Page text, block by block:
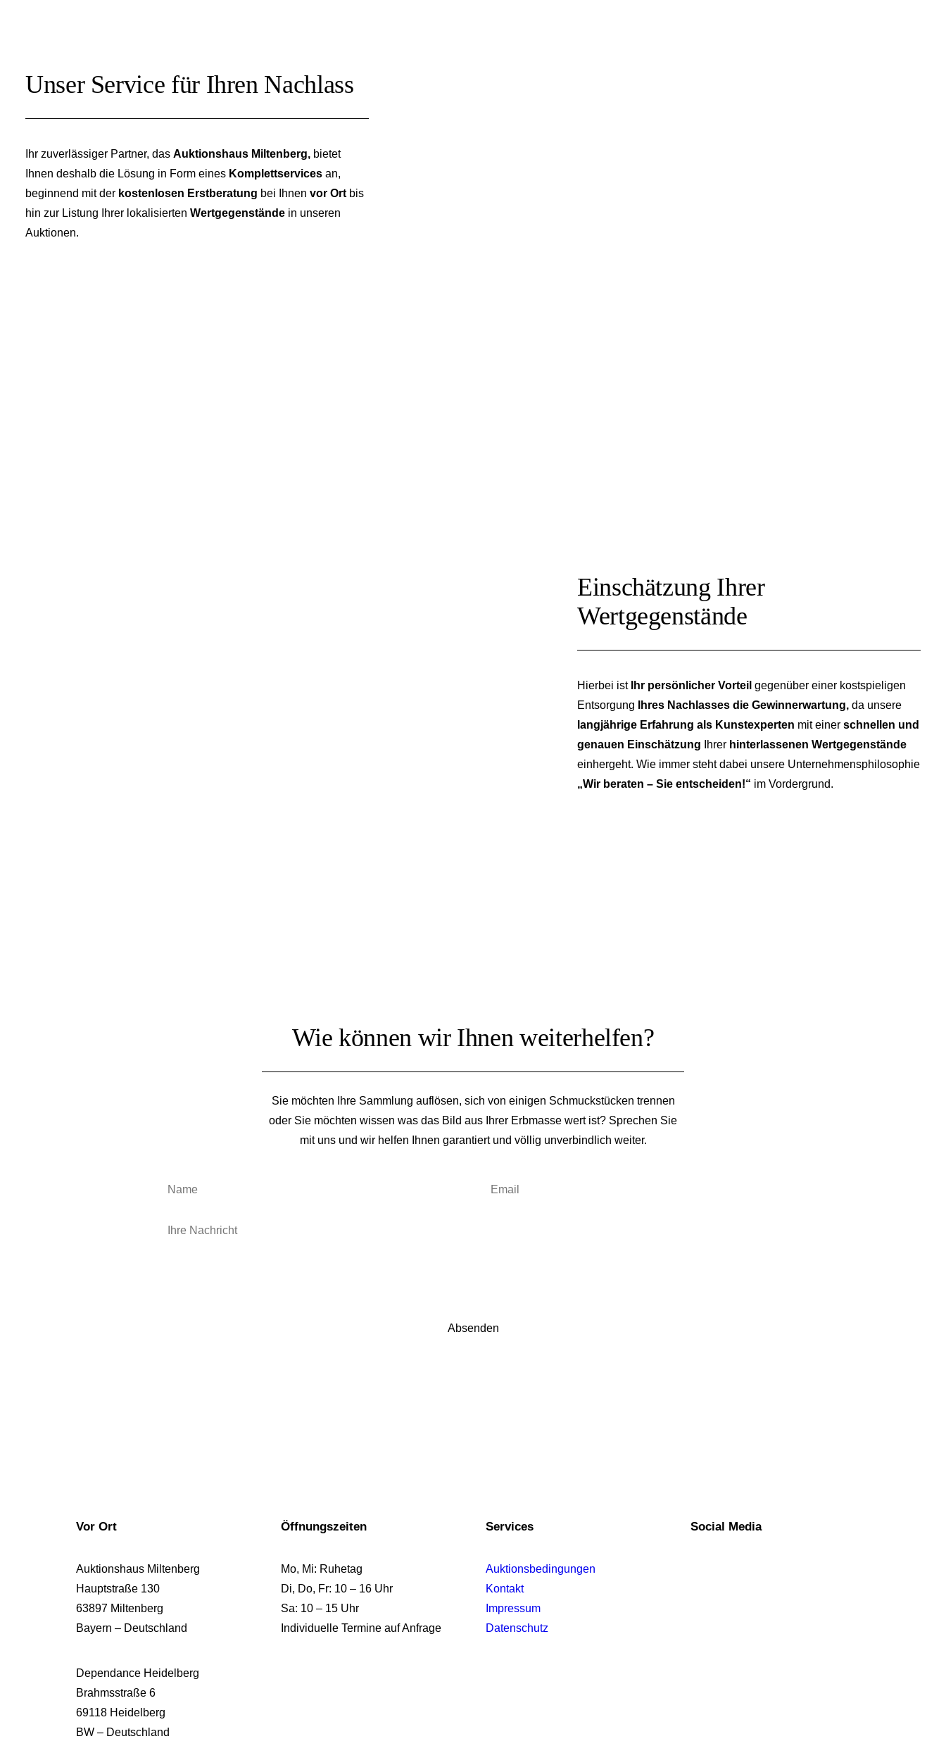
Unser Service für Ihren Nachlass
Ihr zuverlässiger Partner, das Auktionshaus Miltenberg, bietet
Ihnen deshalb die Lösung in Form eines Komplettservices an,
beginnend mit der kostenlosen Erstberatung bei Ihnen vor Ort bis
hin zur Listung Ihrer lokalisierten Wertgegenstände in unseren
Auktionen.
Einschätzung Ihrer
Wertgegenstände
Hierbei ist Ihr persönlicher Vorteil gegenüber einer kostspieligen
Entsorgung
Ihres Nachlasses die Gewinnerwartung, da unsere
langjährige Erfahrung als Kunstexperten mit einer schnellen und
genauen Einschätzung Ihrer hinterlassenen Wertgegenstände
einhergeht. Wie immer steht dabei unsere Unternehmensphilosophie
„Wir beraten – Sie entscheiden!“ im Vordergrund.
Wie können wir Ihnen weiterhelfen?
Sie möchten Ihre Sammlung auflösen, sich von einigen Schmuckstücken trennen
oder Sie möchten wissen was das Bild aus Ihrer Erbmasse wert ist? Sprechen Sie
mit uns und wir helfen Ihnen garantiert und völlig unverbindlich weiter.
Vor Ort
Auktionshaus Miltenberg
Hauptstraße 130
63897 Miltenberg
Bayern – Deutschland
Dependance Heidelberg
Brahmsstraße 6
69118 Heidelberg
BW – Deutschland
Öffnungszeiten
Mo, Mi: Ruhetag
Di, Do, Fr: 10 – 16 Uhr
Sa: 10 – 15 Uhr
Individuelle Termine auf Anfrage
Services
Auktionsbedingungen
Kontakt
Impressum
Datenschutz
Social Media